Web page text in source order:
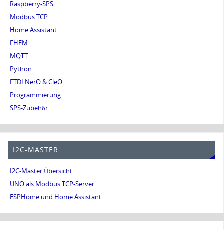
Raspberry-SPS
Modbus TCP
Home Assistant
FHEM
MQTT
Python
FTDI NerO & CleO
Programmierung
SPS-Zubehör
I2C-MASTER
I2C-Master Übersicht
UNO als Modbus TCP-Server
ESPHome und Home Assistant